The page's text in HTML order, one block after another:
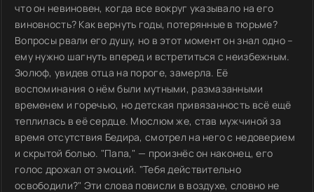
что он невиновен, когда все вокруг указывало на его
виновность? Как вернуть годы, потерянные в тюрьме?
Вопросы рвали его душу, но в этот момент он знал одно –
ему нужно шагнуть вперед и встретиться с неизбежным.
Зюлюф, увидев отца на пороге, замерла. Её
воспоминания о нём были мутными, размазанными
временем и горечью, но детская привязанность всё ещё
теплилась в её сердце. Мюслюм же, став мужчиной за
время отсутствия Бедира, смотрел на него с недоверием
и скрытой болью. "Папа," — произнёс он наконец, его
голос дрожал от эмоций. "Тебя действительно
освободили?" Эти слова повисли в воздухе, словно не